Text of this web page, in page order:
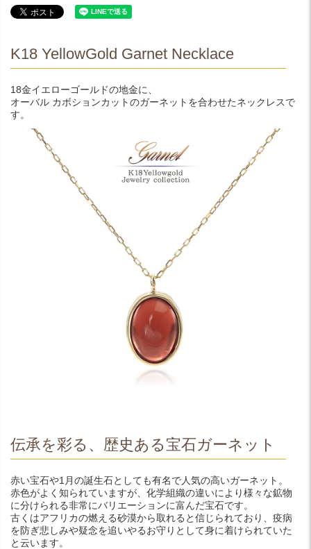
K18 YellowGold Garnet Necklace
18金イエローゴールドの地金に、
オーバル カボションカットのガーネットを合わせたネックレスで
す。
伝承を彩る、歴史ある宝石ガーネット
赤い宝石や1月の誕生石としても有名で人気の高いガーネット。
赤色がよく知られていますが、化学組織の違いにより様々な鉱物
に分けられる非常にバリエーションに富んだ宝石です。
古くはアフリカの燃える砂漠から取れると信じられており、疫病
を防ぎ悲しみや疑念を追いやるお守りとして身に着けられていた
と云います。